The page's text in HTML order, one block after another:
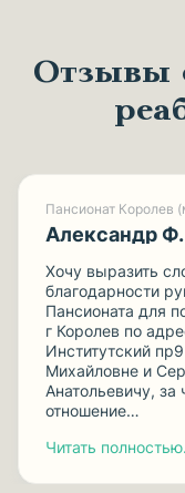
Отзывы
Пансионат Королев
Александр Ф.
Хочу выразить
благодарности
Пансионата для
г Королев по
Институтский
Михайловне и
Анатольевичу, за
отношение…
Читать